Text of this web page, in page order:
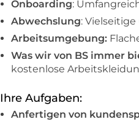
Onboarding:
Abwechslung:
Arbeitsumgebung:
Was wir von BS immer
kostenlose
Ihre Aufgaben:
Anfertigen von